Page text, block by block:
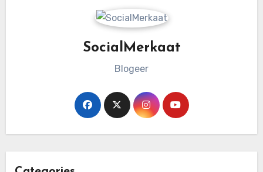
SocialMerkaat
Blogeer